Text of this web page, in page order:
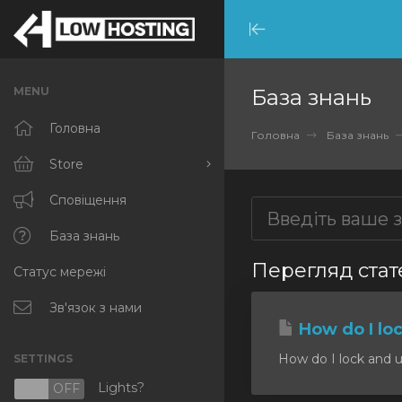
Minimize
Menu
MENU
Головна
Store
Browse All
RKVMPROTECTED
IKVMPROTECTED
XKVMPROTECTED
Protected Web Hosting
Сповіщення
База знань
Статус мережі
Зв'язок з нами
SETTINGS
OFF Lights?
База знань
Головна База знань
Перегляд
How do I
How do I lock and